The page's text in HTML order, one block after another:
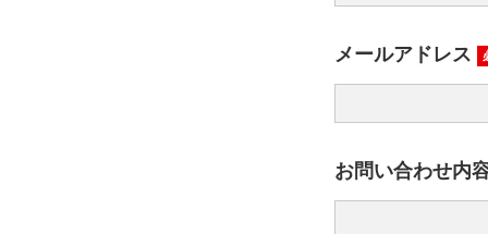
メールアドレス
お問い合わせ内